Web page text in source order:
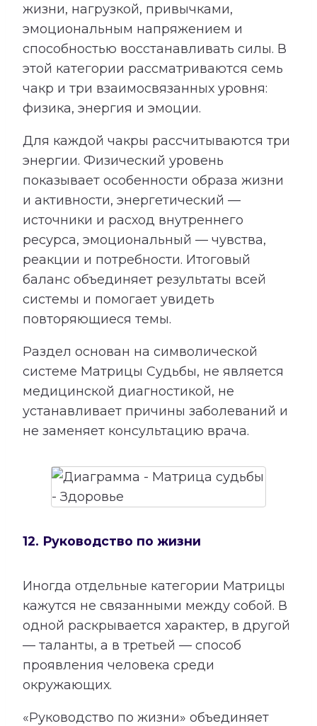
жизни, нагрузкой, привычками,
эмоциональным напряжением и
способностью восстанавливать силы. В
этой категории рассматриваются семь
чакр и три взаимосвязанных уровня:
физика, энергия и эмоции.
Для каждой чакры рассчитываются три
энергии. Физический уровень
показывает особенности образа жизни
и активности, энергетический —
источники и расход внутреннего
ресурса, эмоциональный — чувства,
реакции и потребности. Итоговый
баланс объединяет результаты всей
системы и помогает увидеть
повторяющиеся темы.
Раздел основан на символической
системе Матрицы Судьбы, не является
медицинской диагностикой, не
устанавливает причины заболеваний и
не заменяет консультацию врача.
12. Руководство по жизни
Иногда отдельные категории Матрицы
кажутся не связанными между собой. В
одной раскрывается характер, в другой
— таланты, а в третьей — способ
проявления человека среди
окружающих.
«Руководство по жизни» объединяет